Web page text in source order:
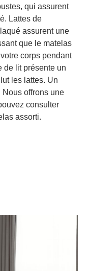
qui assurent
Lattes de
assurent une
que le matelas
corps pendant
de lit présente un
les lattes. Un
offrons une
consulter
assorti.